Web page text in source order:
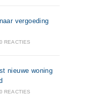
vergoeding
0 REACTIES
nieuwe woning
0 REACTIES